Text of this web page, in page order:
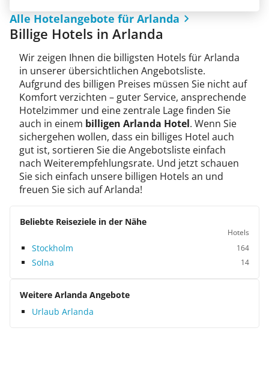
Alle Hotelangebote für Arlanda
Billige Hotels in Arlanda
Wir zeigen Ihnen die billigsten Hotels für Arlanda
in unserer übersichtlichen Angebotsliste.
Aufgrund des billigen Preises müssen Sie nicht auf
Komfort verzichten – guter Service, ansprechende
Hotelzimmer und eine zentrale Lage finden Sie
auch in einem billigen Arlanda Hotel. Wenn Sie
sichergehen wollen, dass ein billiges Hotel auch
gut ist, sortieren Sie die Angebotsliste einfach
nach Weiterempfehlungsrate. Und jetzt schauen
Sie sich einfach unsere billigen Hotels an und
freuen Sie sich auf Arlanda!
Beliebte Reiseziele in der Nähe
Hotels
Stockholm 164
Solna 14
Weitere Arlanda Angebote
Urlaub Arlanda